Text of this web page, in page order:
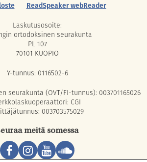
ReadSpeaker webReader
Laskutusosoite:
ortodoksinen seurakunta
PL 107
70101 KUOPIO
Y-tunnus: 0116502-6
seurakunta (OVT/FI-tunnus): 003701165026
CGI
003703575029
meitä somessa